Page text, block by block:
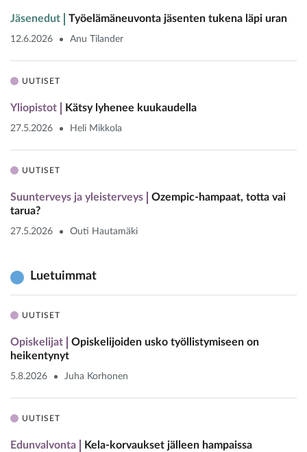
Jäsenedut Työelämäneuvonta jäsenten tukena läpi uran
12.6.2026 Anu Tilander
UUTISET
Yliopistot Kätsy lyhenee kuukaudella
27.5.2026 Heli Mikkola
UUTISET
Suunterveys ja yleisterveys
Ozempic-hampaat, totta vai
tarua?
27.5.2026 Outi Hautamäki
Luetuimmat
UUTISET
Opiskelijat
Opiskelijoiden usko työllistymiseen on
heikentynyt
5.8.2026 Juha Korhonen
UUTISET
Edunvalvonta Kela-korvaukset jälleen hampaissa